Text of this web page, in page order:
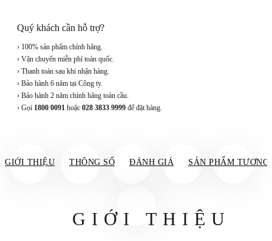
Quý khách cần hỗ trợ?
› 100% sản phẩm chính hãng.
› Vận chuyển miễn phí toàn quốc.
› Thanh toán sau khi nhận hàng.
› Bảo hành 6 năm tại Công ty.
› Bảo hành 2 năm chính hãng toàn cầu.
› Gọi 1800 0091 hoặc 028 3833 9999 để đặt hàng.
GIỚI THIỆU THÔNG SỐ ĐÁNH GIÁ SẢN PHẨM TƯƠNG
GIỚI THIỆU